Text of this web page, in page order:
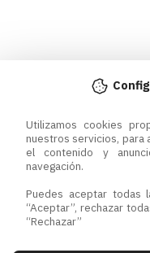
Utilizamos cookies
nuestros servicios, para
el contenido y
navegación.
Puedes aceptar todas
“Aceptar”, rechazar
“Rechazar”